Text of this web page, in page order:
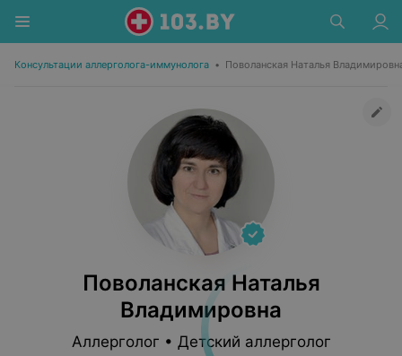
Консультации аллерголога-иммунолога • Поволанская Наталья
Поволанская Наталья
Владимировна
Аллерголог • Детский аллерголог